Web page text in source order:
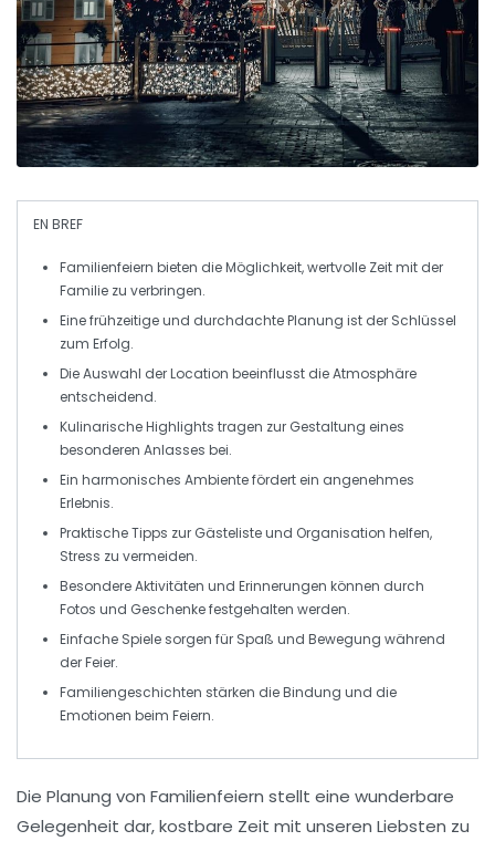
EN BREF
Familienfeiern bieten die Möglichkeit, wertvolle Zeit mit der
Familie zu verbringen.
Eine frühzeitige und durchdachte Planung ist der Schlüssel
zum Erfolg.
Die Auswahl derLocation beeinflusst die Atmosphäre
entscheidend.
Kulinarische Highlights tragen zur Gestaltung eines
besonderen Anlasses bei.
Ein harmonisches Ambientefördert ein angenehmes
Erlebnis.
Praktische Tipps zur Gästelisteund Organisation helfen,
Stress zu vermeiden.
Besondere Aktivitäten und Erinnerungen können durch
Fotos und Geschenke festgehalten werden.
Einfache Spiele sorgen für Spaß und Bewegung während
der Feier.
Familiengeschichten stärken dieBindung und die
Emotionen beim Feiern.
Die Planung von Familienfeiern stellt eine wunderbare
Gelegenheit dar, kostbare Zeit mit unseren Liebsten zu